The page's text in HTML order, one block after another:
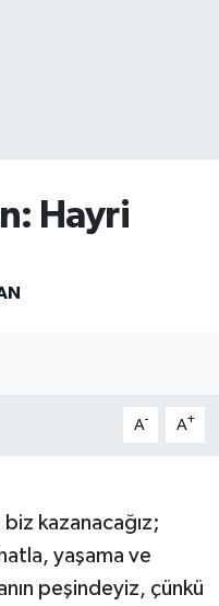
Hayri
A- A+
kazanacağız;
yaşama ve
peşindeyiz, çünkü